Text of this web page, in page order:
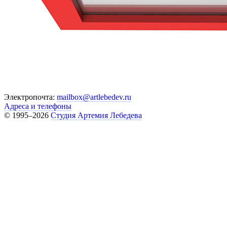
Электропочта: mailbox@artlebedev.ru
Адреса и телефоны
© 1995–2026 Студия Артемия Лебедева